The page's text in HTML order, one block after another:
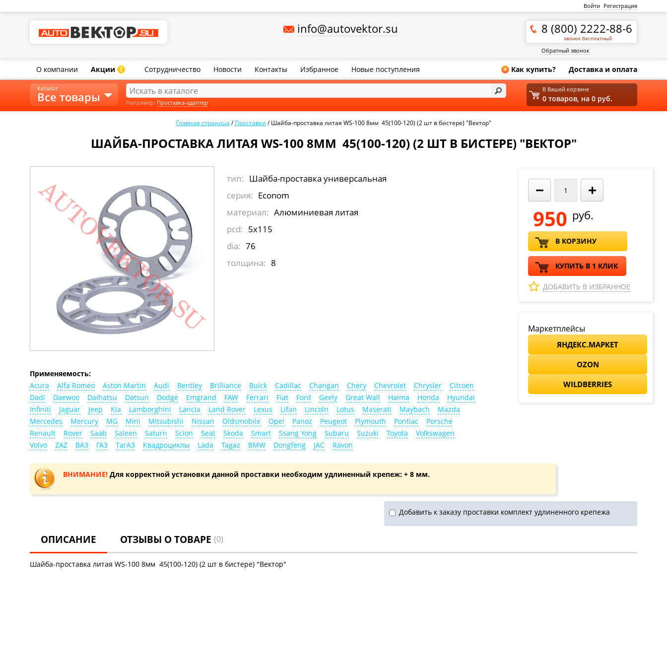
Войти Регистрация
info@autovektor.su 8 (800) 2222-88-6
звонок бесплатный
Обратный звонок
О компании Акции ! Сотрудничество Новости Контакты Избранное Новые поступления + Как купить? Доставка и оплата
Главная страница /Проставки /Шайба-проставка литая WS-100 8мм 45(100-120) (2 шт в бистере) "Вектор"
ШАЙБА-ПРОСТАВКА ЛИТАЯ WS-100 8ММ 45(100-120) (2 ШТ В БИСТЕРЕ) "ВЕКТОР"
тип: Шайба-проставка универсальная
серия: Econom
материал: Алюминиевая литая
pcd: 5x115
dia: 76
толщина: 8
Применяемость:
Acura
Alfa Romeo Aston Martin Audi Bentley Brilliance Buick Cadillac Changan Chery Chevrolet Chrysler
Citroen
Dadi
Daewoo Daihatsu Datsun Dodge Emgrand FAW Ferrari Fiat Ford Geely Great Wall Haima Honda
Hyundai
Infiniti
Jaguar Jeep Kia Lamborghini Lancia Land Rover Lexus Lifan Lincoln Lotus Maserati Maybach
Mazda
Mercedes
Mercury MG Mini Mitsubishi Nissan Oldsmobile Opel Panoz Peugeot Plymouth Pontiac
Porsche
Renault
Rover Saab Saleen Saturn Scion Seat Skoda Smart Ssang Yong Subaru Suzuki Toyota
Volkswagen
Volvo
ZAZ ВАЗ ГАЗ ТагАЗ Квадроциклы Lada Tagaz BMW Dongfeng JAC Ravon
− +
950 руб.
В КОРЗИНУ
КУПИТЬ В 1 КЛИК
ДОБАВИТЬ В ИЗБРАННОЕ
Маркетплейсы
ЯНДЕКС.МАРКЕТ
OZON
WILDBERRIES
ВНИМАНИЕ!Для корректной установки данной проставки необходим удлиненный крепеж: + 8 мм.
Добавить к заказу проставки комплект удлиненного крепежа
ОПИСАНИЕ ОТЗЫВЫ О ТОВАРЕ (0)
Шайба-проставка литая WS-100 8мм 45(100-120) (2 шт в бистере) "Вектор"
Каталог
Все товары
В Вашей корзине
0 товаров, на 0 руб.
Например: Проставка-адаптер